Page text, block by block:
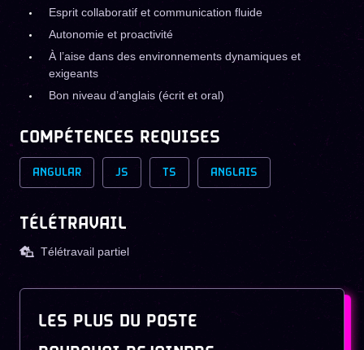
Esprit collaboratif et communication fluide
Autonomie et proactivité
À l’aise dans des environnements dynamiques et
exigeants
Bon niveau d’anglais (écrit et oral)
COMPÉTENCES REQUISES
ANGULAR JS TS ANGLAIS
TÉLÉTRAVAIL
Télétravail partiel
LES PLUS DU POSTE